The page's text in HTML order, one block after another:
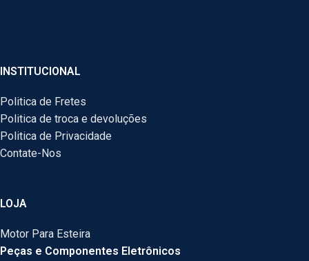
INSTITUCIONAL
Politica de Fretes
Politica de troca e devoluções
Politica de Privacidade
Contate-Nos
LOJA
Motor Para Esteira
Peças e Componentes Eletrônicos